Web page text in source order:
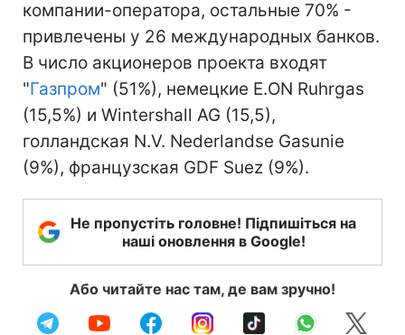
компании-оператора, остальные 70% -
привлечены у 26 международных банков.
В число акционеров проекта входят
"Газпром" (51%), немецкие E.ON Ruhrgas
(15,5%) и Wintershall AG (15,5),
голландская N.V. Nederlandse Gasunie
(9%), французская GDF Suez (9%).
Не пропустіть головне! Підпишіться на
наші оновлення в Google!
Або читайте нас там, де вам зручно!